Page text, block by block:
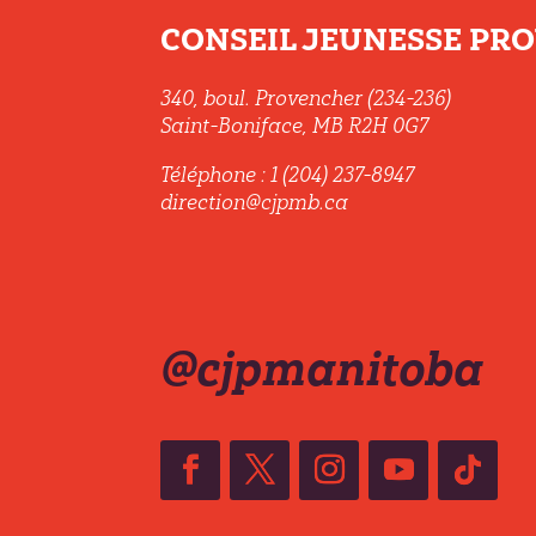
CONSEIL JEUNESSE
340, boul. Provencher (234-236)
Saint-Boniface, MB R2H 0G7
Téléphone : 1 (204) 237-8947
direction@cjpmb.ca
@cjpmanitoba